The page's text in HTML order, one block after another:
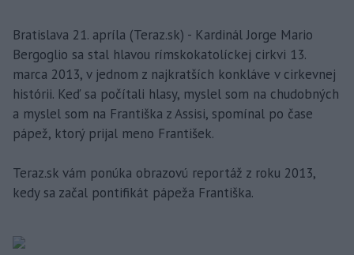
Bratislava 21. apríla (Teraz.sk) - Kardinál Jorge Mario
Bergoglio sa stal hlavou rímskokatolíckej cirkvi 13.
marca 2013, v jednom z najkratších konkláve v cirkevnej
histórii. Keď sa počítali hlasy, myslel som na chudobných
a myslel som na Františka z Assisi, spomínal po čase
pápež, ktorý prijal meno František.
Teraz.sk vám ponúka obrazovú reportáž z roku 2013,
kedy sa začal pontifikát pápeža Františka.